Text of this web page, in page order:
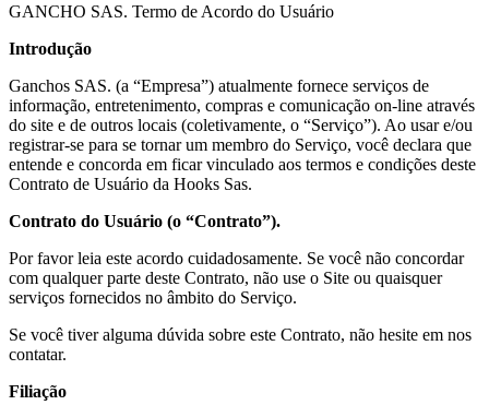
GANCHO SAS. Termo de Acordo do Usuário
Introdução
Ganchos SAS. (a “Empresa”) atualmente fornece serviços de
informação, entretenimento, compras e comunicação on-line através
do site e de outros locais (coletivamente, o “Serviço”). Ao usar e/ou
registrar-se para se tornar um membro do Serviço, você declara que
entende e concorda em ficar vinculado aos termos e condições deste
Contrato de Usuário da Hooks Sas.
Contrato do Usuário (o “Contrato”).
Por favor leia este acordo cuidadosamente. Se você não concordar
com qualquer parte deste Contrato, não use o Site ou quaisquer
serviços fornecidos no âmbito do Serviço.
Se você tiver alguma dúvida sobre este Contrato, não hesite em nos
contatar.
Filiação